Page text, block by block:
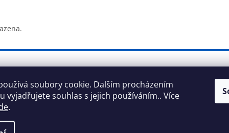
soubory cookie. Dalším procházením
vyjadřujete souhlas s jejich používáním.. Více
.